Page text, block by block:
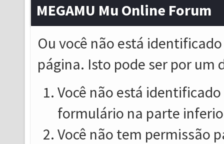
MEGAMU Mu Online Forum
Ou você não está
página. Isto pode ser por um
Você não está
formulário na parte
Você não tem permissão